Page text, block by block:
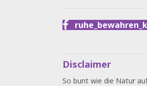
Disclaimer
So bunt wie die Natur